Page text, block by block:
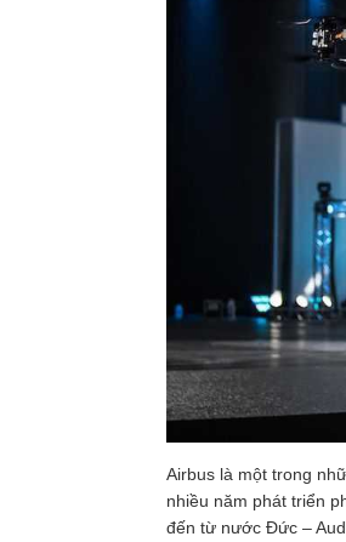
Airbus là một trong
nhiều năm phát triển
đến từ nước Đức –